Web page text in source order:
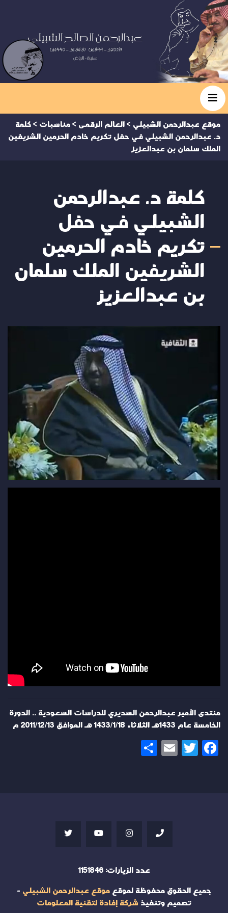
موقع عبدالرحمن الشبيلي > العالم الرقمى > مناسبات > كلمة
د. عبدالرحمن الشبيلي في حفل تكريم خادم الحرمين الشريفين
الملك سلمان بن عبدالعزيز
كلمة د. عبدالرحمن
الشبيلي في حفل
تكريم خادم الحرمين
الشريفين الملك سلمان
بن عبدالعزيز
منتدى الأمير عبدالرحمن السديري للدراسات السعودية .. الدورة
الخامسة عام 1433هـ الثلاثاء 1433/1/18 هـ الموافق 2011/12/13 م
Facebook
Twitter
Email
عدد الزيارات: 1151846
جميع الحقوق محفوظة لموقعموقع عبدالرحمن الشبيلي -
تصميم وتنفيذ شركة إفادة لتقنية المعلومات